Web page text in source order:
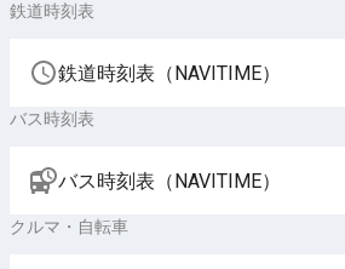
鉄道時刻表
鉄道時刻表（NAVITIME）
バス時刻表
バス時刻表（NAVITIME）
クルマ・自転車